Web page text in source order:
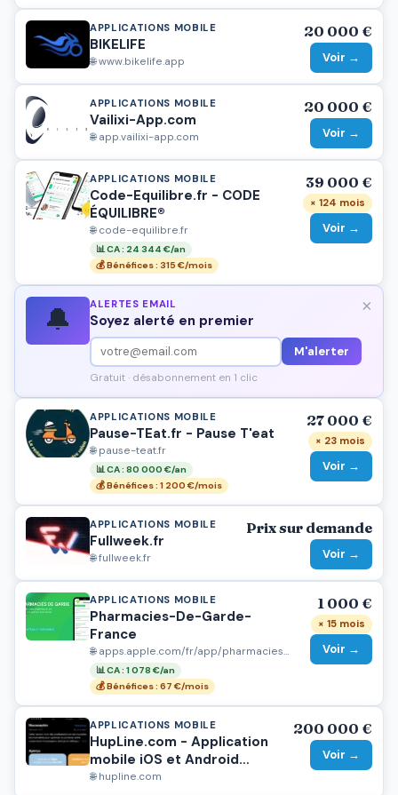
APPLICATIONS MOBILE
BIKELIFE
🌐 www.bikelife.app
20 000 €
Voir →
APPLICATIONS MOBILE
Vailixi-App.com
🌐 app.vailixi-app.com
20 000 €
Voir →
APPLICATIONS MOBILE
Code-Equilibre.fr - CODE
ÉQUILIBRE®
🌐 code-equilibre.fr
📊 CA : 24 344 €/an
💰 Bénéfices : 315 €/mois
39 000 €
× 124 mois
Voir →
🔔 ALERTES EMAIL
Soyez alerté en premier
M'alerter
Gratuit · désabonnement en 1 clic
×
APPLICATIONS MOBILE
Pause-TEat.fr - Pause T'eat
🌐 pause-teat.fr
📊 CA : 80 000 €/an
💰 Bénéfices : 1 200 €/mois
27 000 €
× 23 mois
Voir →
APPLICATIONS MOBILE
Fullweek.fr
🌐 fullweek.fr
Prix sur demande
Voir →
APPLICATIONS MOBILE
Pharmacies-De-Garde-
France
🌐 apps.apple.com/fr/app/pharmacies-de-garde-france/id1665755586
📊 CA : 1 078 €/an
💰 Bénéfices : 67 €/mois
1 000 €
× 15 mois
Voir →
APPLICATIONS MOBILE
HupLine.com - Application
mobile iOS et Android
TAXI/VTC
🌐 hupline.com
200 000 €
Voir →